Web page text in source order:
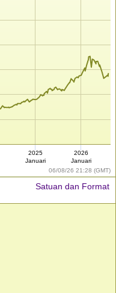
06/08/26 21:28 (GMT)
2025
Januari
2026
Januari
Satuan dan Format